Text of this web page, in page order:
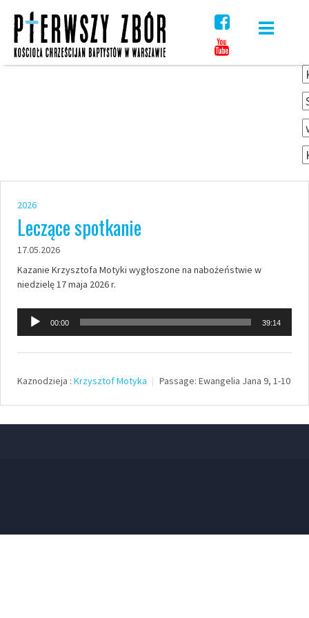
content
2026
Leczące spotkanie
17.05.2026
Kazanie Krzysztofa Motyki wygłoszone na nabożeństwie w
niedzielę 17 maja 2026 r.
Odtwarzacz
plików
dźwiękowych
00:00 39:14
Kaznodzieja : Krzysztof Motyka Passage: Ewangelia Jana 9, 1-10